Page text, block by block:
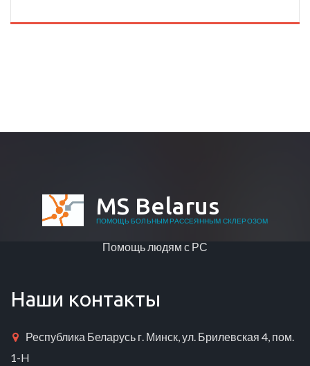
MS Belarus
ПОМОЩЬ БОЛЬНЫМ РАССЕЯННЫМ СКЛЕРОЗОМ
Помощь людям с РС
Наши контакты
Республика Беларусь г. Минск, ул. Брилевская 4, пом.
1-H